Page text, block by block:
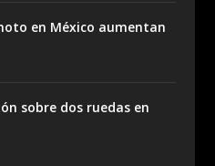
en México aumentan
sobre dos ruedas en